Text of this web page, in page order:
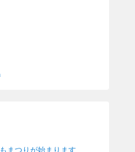
まつりが始まります